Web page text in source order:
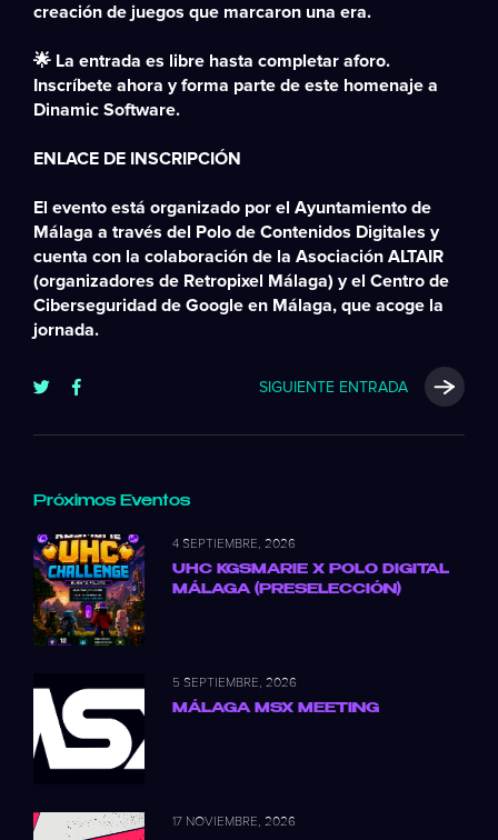
creación de juegos que marcaron una era.
🌟 La entrada es libre hasta completar aforo.
Inscríbete ahora y forma parte de este homenaje a
Dinamic Software.
ENLACE DE INSCRIPCIÓN
El evento está organizado por el Ayuntamiento de
Málaga a través del Polo de Contenidos Digitales y
cuenta con la colaboración de la Asociación ALTAIR
(organizadores de Retropixel Málaga) y el Centro de
Ciberseguridad de Google en Málaga, que acoge la
jornada.
SIGUIENTE ENTRADA
Próximos Eventos
4 SEPTIEMBRE, 2026
UHC KGSMARIE X POLO DIGITAL
MÁLAGA (PRESELECCIÓN)
5 SEPTIEMBRE, 2026
MÁLAGA MSX MEETING
17 NOVIEMBRE, 2026